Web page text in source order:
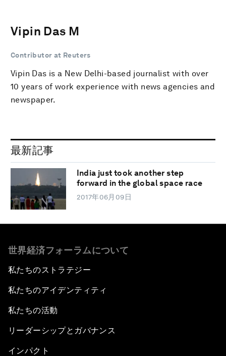
Vipin Das M
Contributor at Reuters
Vipin Das is a New Delhi-based journalist with over
10 years of work experience with news agencies and
newspaper.
最新記事
India just took another step
forward in the global space race
2017年06月09日
世界経済フォーラムについて
私たちのストラテジー
私たちのアイデンティティ
私たちの活動
リーダーシップとガバナンス
インパクト